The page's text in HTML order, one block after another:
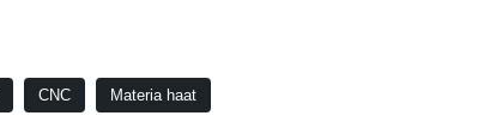
CNC Materia haat